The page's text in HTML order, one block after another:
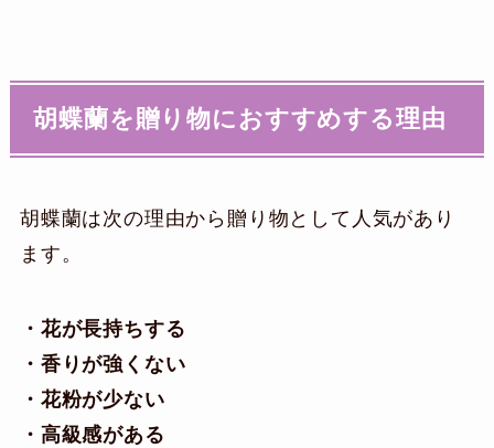
胡蝶蘭を贈り物におすすめする理由
胡蝶蘭は次の理由から贈り物として人気があり
ます。
・花が長持ちする
・香りが強くない
・花粉が少ない
・高級感がある